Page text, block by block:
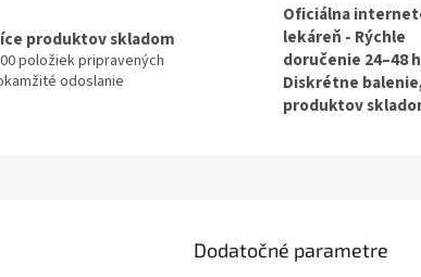
produktov skladom
položiek pripravených
odoslanie
Oficiálna
lekáreň - Rýchle
doručenie 24–48
Diskrétne
produktov
Dodatočné parametre